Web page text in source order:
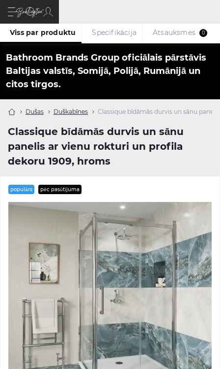
Bathroom Brands Group oficiālais pārstāvis
Baltijas valstīs, Somijā, Polijā, Rumānijā un
citos tirgos.
Dušas Duškabīnes Classique bīdāmās durvis un sānu
Classique bīdāmās durvis un sānu
panelis ar vienu rokturi un profila
dekoru 1909, hroms
Viss par produktu Specifikācija Atsauksmes 0
populārs pēc pasūtījuma